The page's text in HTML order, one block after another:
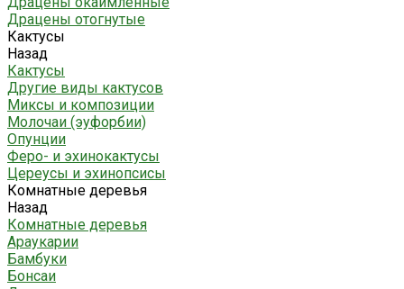
Драцены отогнутые
Кактусы
Назад
Кактусы
Другие виды кактусов
Миксы и композиции
Молочаи (эуфорбии)
Опунции
Феро- и эхинокактусы
Цереусы и эхинопсисы
Комнатные деревья
Назад
Комнатные деревья
Араукарии
Бамбуки
Бонсаи